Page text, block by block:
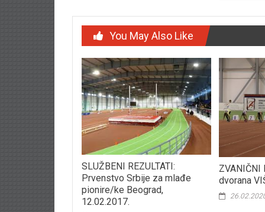
You May Also Like
SLUŽBENI REZULTATI:
Prvenstvo Srbije za mlađe
pionire/ke Beograd,
12.02.2017.
ZVANIČNI
dvorana